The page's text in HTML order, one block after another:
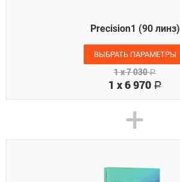
Precision1 (90 линз)
ВЫБРАТЬ ПАРАМЕТРЫ
1 x7 030 Р
1 x6 970 Р
+